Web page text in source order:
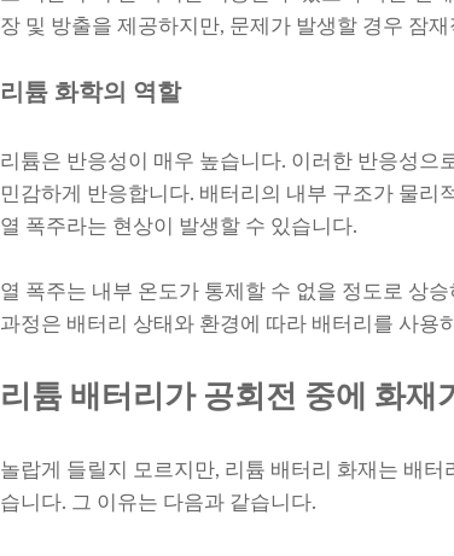
장 및 방출을 제공하지만, 문제가 발생할 경우 잠
리튬 화학의 역할
리튬은 반응성이 매우 높습니다. 이러한 반응성으
민감하게 반응합니다. 배터리의 내부 구조가 물리
열 폭주라는 현상이 발생할 수 있습니다.
열 폭주는 내부 온도가 통제할 수 없을 정도로 상
과정은 배터리 상태와 환경에 따라 배터리를 사용
리튬 배터리가 공회전 중에 화재
놀랍게 들릴지 모르지만, 리튬 배터리 화재는 배
습니다. 그 이유는 다음과 같습니다.